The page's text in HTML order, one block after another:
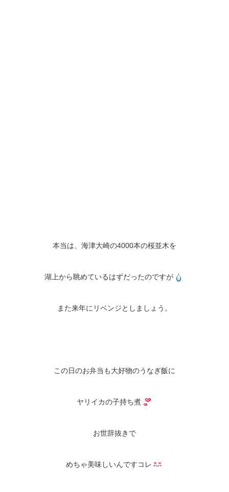
本当は、海津大崎の4000本の桜並木を
湖上から眺めているはずだったのですが
また来年にリベンジとしましょう。
この日のお弁当も大好物のうなぎ飯に
ヤリイカの子持ち煮
お世辞抜きで
めちゃ美味しいんですコレ